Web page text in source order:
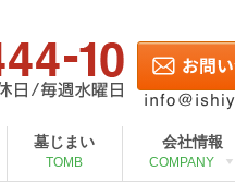
墓じまい
TOMB
会社情報
COMPANY